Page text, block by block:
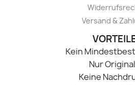
Versand &
Kein
Nur
Keine